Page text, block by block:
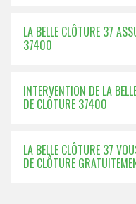
LA BELLE CLÔTURE 37
37400
INTERVENTION DE LA
DE CLÔTURE 37400
LA BELLE CLÔTURE 37
DE CLÔTURE